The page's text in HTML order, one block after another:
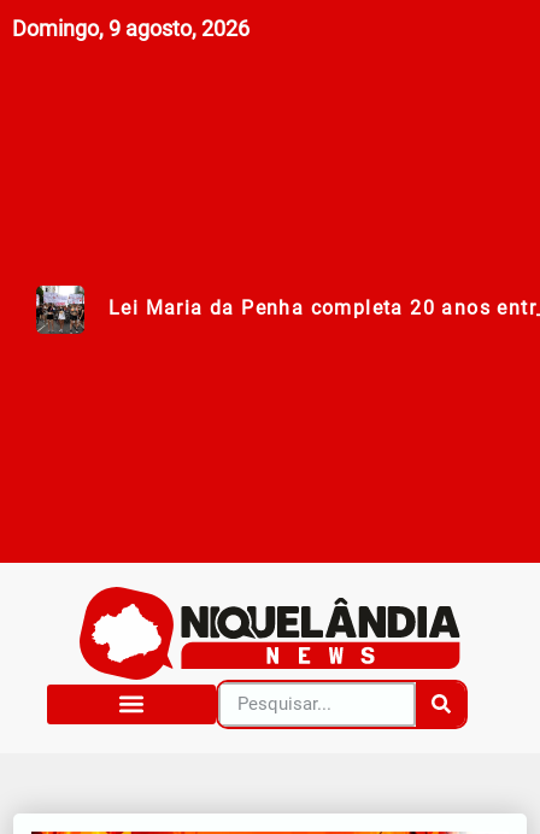
Domingo, 9 agosto, 2026
Lei Maria da Penha completa 20 anos
278ª Romaria do Muquém começa com
Centro Municipal de Apoio aos Romeiros
Polícia Militar de Goiás comemora 168